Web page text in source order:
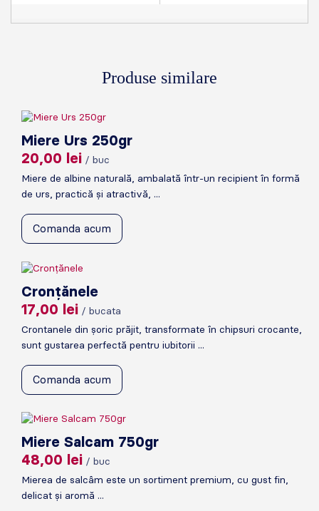
Produse similare
Miere Urs 250gr
20,00 lei / buc
Miere de albine naturală, ambalată într-un recipient în formă
de urs, practică și atractivă, ...
Comanda acum
Cronțănele
17,00 lei / bucata
Crontanele din șoric prăjit, transformate în chipsuri crocante,
sunt gustarea perfectă pentru iubitorii ...
Comanda acum
Miere Salcam 750gr
48,00 lei / buc
Mierea de salcâm este un sortiment premium, cu gust fin,
delicat și aromă ...